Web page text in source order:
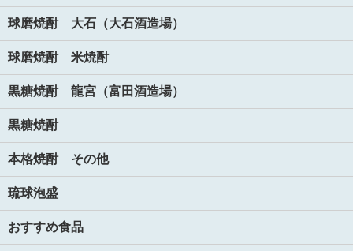
球磨焼酎 大石（大石酒造場）
球磨焼酎 米焼酎
黒糖焼酎 龍宮（富田酒造場）
黒糖焼酎
本格焼酎 その他
琉球泡盛
おすすめ食品